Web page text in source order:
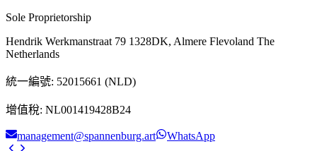
Sole Proprietorship
Hendrik Werkmanstraat 79 1328DK, Almere Flevoland The
Netherlands
統一編號: 52015661 (NLD)
增值稅: NL001419428B24
management@spannenburg.art WhatsApp